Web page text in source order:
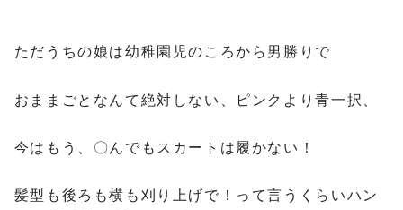
ただうちの娘は幼稚園児のころから男勝りで
おままごとなんて絶対しない、ピンクより青一択、
今はもう、〇んでもスカートは履かない！
髪型も後ろも横も刈り上げで！って言うくらいハン